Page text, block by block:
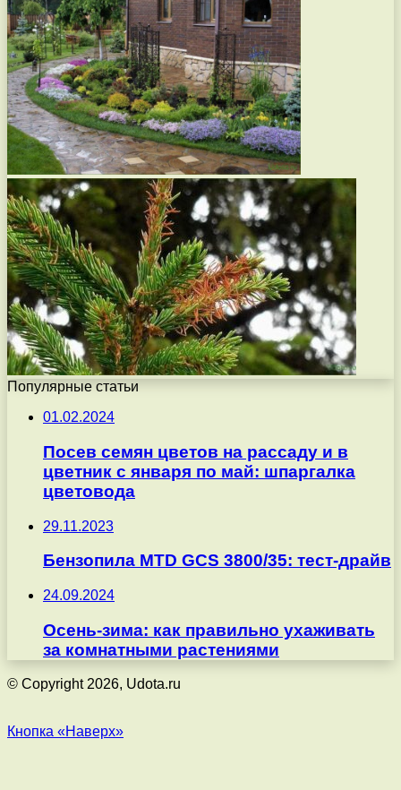
Популярные статьи
01.02.2024
Посев семян цветов на рассаду и в
цветник с января по май: шпаргалка
цветовода
29.11.2023
Бензопила MTD GCS 3800/35: тест-драйв
24.09.2024
Осень-зима: как правильно ухаживать
за комнатными растениями
© Copyright 2026, Udota.ru
Кнопка «Наверх»